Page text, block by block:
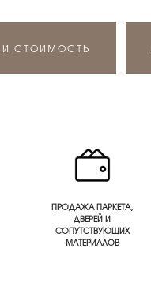
И СТОИМОСТЬ
ПРОДАЖА ПАРКЕТА,
ДВЕРЕЙ И
СОПУТСТВУЮЩИХ
МАТЕРИАЛОВ